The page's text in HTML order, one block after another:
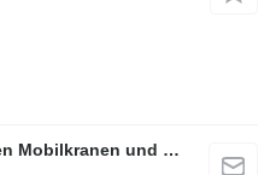
G.M.T. Handel mit gerbrauchten Mobilkranen und Baumaschinen